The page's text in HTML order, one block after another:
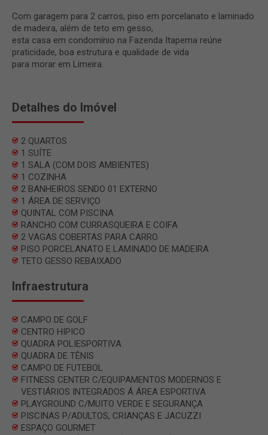
Com garagem para 2 carros, piso em porcelanato e laminado
de madeira, além de teto em gesso,
esta casa em condomínio na Fazenda Itapema reúne
praticidade, boa estrutura e qualidade de vida
para morar em Limeira.
Detalhes do Imóvel
2 QUARTOS
1 SUÍTE
1 SALA (COM DOIS AMBIENTES)
1 COZINHA
2 BANHEIROS SENDO 01 EXTERNO
1 ÁREA DE SERVIÇO
QUINTAL COM PISCINA
RANCHO COM CURRASQUEIRA E COIFA
2 VAGAS COBERTAS PARA CARRO
PISO PORCELANATO E LAMINADO DE MADEIRA
TETO GESSO REBAIXADO
Infraestrutura
CAMPO DE GOLF
CENTRO HIPICO
QUADRA POLIESPORTIVA
QUADRA DE TÊNIS
CAMPO DE FUTEBOL
FITNESS CENTER C/EQUIPAMENTOS MODERNOS E
VESTIÁRIOS INTEGRADOS Á ÁREA ESPORTIVA
PLAYGROUND C/MUITO VERDE E SEGURANÇA
PISCINAS P/ADULTOS, CRIANÇAS E JACUZZI
ESPAÇO GOURMET